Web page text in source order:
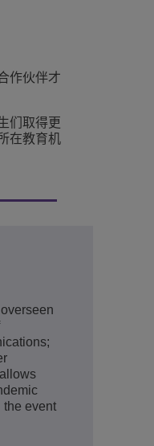
作伙伴才
们取得更
在教育机
the event